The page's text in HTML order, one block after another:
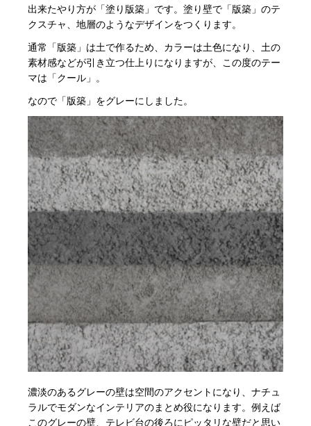
出来たやり方が「塗り版築」です。塗り壁で「版築」のテ
クスチャ、地層のようなデザインをつくります。
通常「版築」は土で作るため、カラーは土色になり、土の
素材感などが引き立つ仕上りになりますが、この度のテー
マは「クール」。
なので「版築」をグレーにしました。
濃淡のあるグレーの壁は空間のアクセントになり、ナチュ
ラルでモダンなインテリアのまとめ役になります。例えば
このグレーの壁、テレビ台の後ろにピッタリな壁だと思い